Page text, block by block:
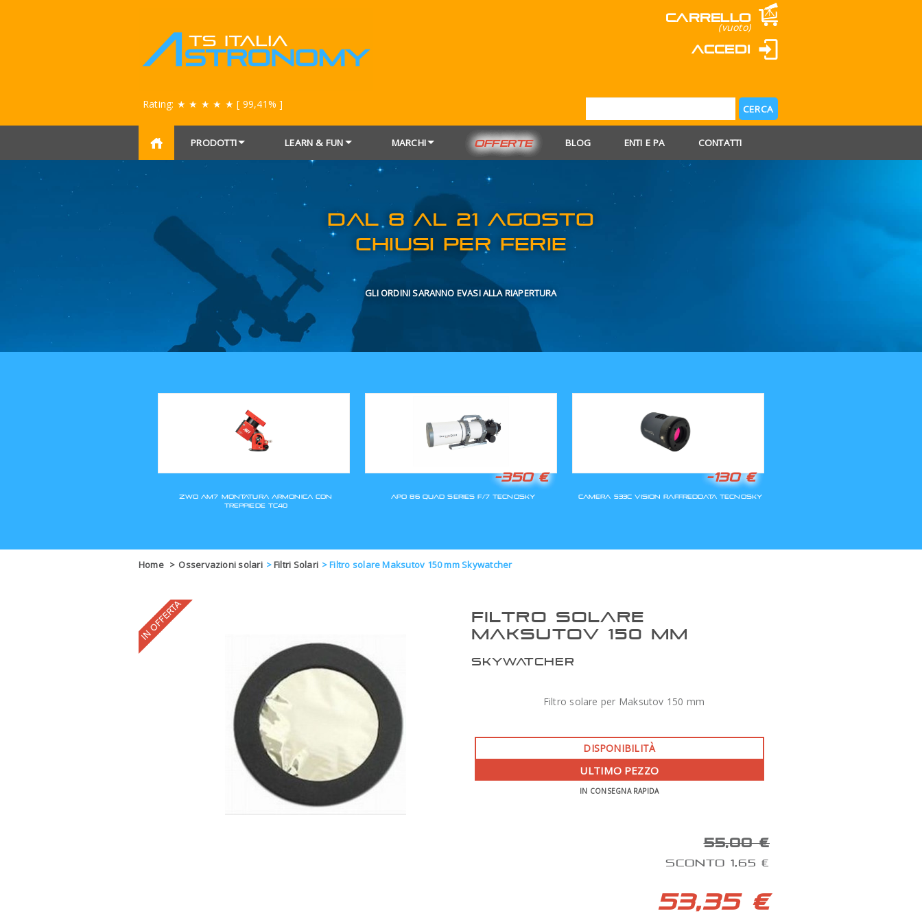
Carrello
(vuoto)
Accedi
Rating: ★ ★ ★ ★ ★ [ 99,41% ]
PRODOTTI LEARN & FUN MARCHI OFFERTE BLOG ENTI E PA CONTATTI
DAL 8 AL 21 AGOSTO
CHIUSI PER FERIE
Home > Osservazioni solari >Filtri Solari >Filtro solare Maksutov 150 mm Skywatcher
FILTRO SOLARE
MAKSUTOV 150 MM
SKYWATCHER
Filtro solare per Maksutov 150 mm
DISPONIBILITÀ
ULTIMO PEZZO
IN CONSEGNA RAPIDA
55,00 €
SCONTO 1,65 €
53,35 €